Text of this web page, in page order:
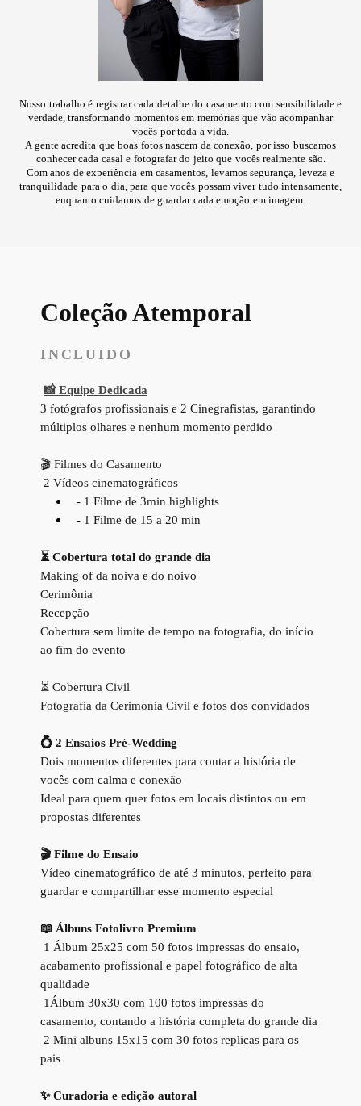
Nosso trabalho é registrar cada detalhe do casamento com sensibilidade e
verdade, transformando momentos em memórias que vão acompanhar
vocês por toda a vida.
A gente acredita que boas fotos nascem da conexão, por isso buscamos
conhecer cada casal e fotografar do jeito que vocês realmente são.
Com anos de experiência em casamentos, levamos segurança, leveza e
tranquilidade para o dia, para que vocês possam viver tudo intensamente,
enquanto cuidamos de guardar cada emoção em imagem.
Coleção Atemporal
INCLUIDO
📸 Equipe Dedicada
3 fotógrafos profissionais e 2 Cinegrafistas, garantindo
múltiplos olhares e nenhum momento perdido
🎬 Filmes do Casamento
2 Vídeos cinematográficos
- 1 Filme de 3min highlights
- 1 Filme de 15 a 20 min
⏳ Cobertura total do grande dia
Making of da noiva e do noivo
Cerimônia
Recepção
Cobertura sem limite de tempo na fotografia, do início
ao fim do evento
⏳ Cobertura Civil
Fotografia da Cerimonia Civil e fotos dos convidados
💍 2 Ensaios Pré-Wedding
Dois momentos diferentes para contar a história de
vocês com calma e conexão
Ideal para quem quer fotos em locais distintos ou em
propostas diferentes
🎬 Filme do Ensaio
Vídeo cinematográfico de até 3 minutos, perfeito para
guardar e compartilhar esse momento especial
📖 Álbuns Fotolivro Premium
1 Álbum 25x25 com 50 fotos impressas do ensaio,
acabamento profissional e papel fotográfico de alta
qualidade
1Álbum 30x30 com 100 fotos impressas do
casamento, contando a história completa do grande dia
2 Mini albuns 15x15 com 30 fotos replicas para os
pais
✨Curadoria e edição autoral